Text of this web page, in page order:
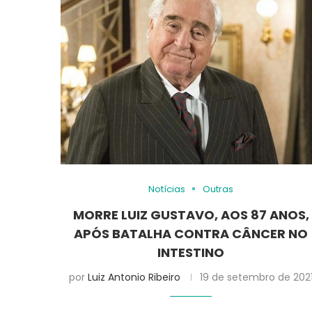
Notícias Outras
MORRE LUIZ GUSTAVO, AOS 87 ANOS,
APÓS BATALHA CONTRA CÂNCER NO
INTESTINO
por Luiz Antonio Ribeiro 19 de setembro de